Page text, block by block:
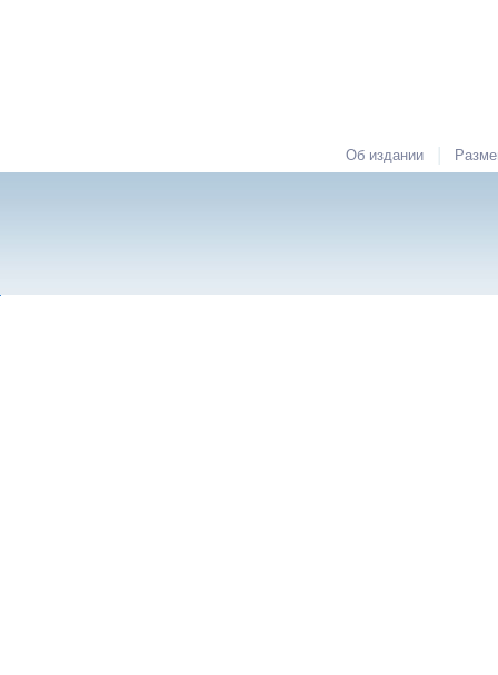
Об издании |